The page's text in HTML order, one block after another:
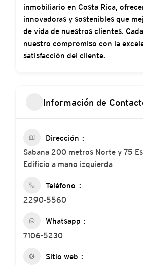
inmobiliario en Costa Rica,
innovadoras y sostenibles que
de vida de nuestros clientes.
nuestro compromiso con la
satisfacción del cliente.
Información de
Dirección
Sabana 200 metros Norte y 75
Edificio a mano izquierda
Teléfono
2290-5560
Whatsapp
7106-5230
Sitio web